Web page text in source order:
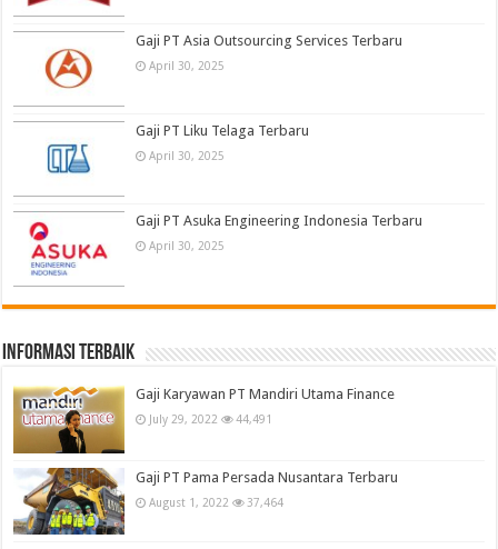
Gaji PT Asia Outsourcing Services Terbaru
April 30, 2025
Gaji PT Liku Telaga Terbaru
April 30, 2025
Gaji PT Asuka Engineering Indonesia Terbaru
April 30, 2025
informasi terbaik
Gaji Karyawan PT Mandiri Utama Finance
July 29, 2022 44,491
Gaji PT Pama Persada Nusantara Terbaru
August 1, 2022 37,464